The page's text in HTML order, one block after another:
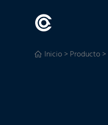
Inicio>Producto>